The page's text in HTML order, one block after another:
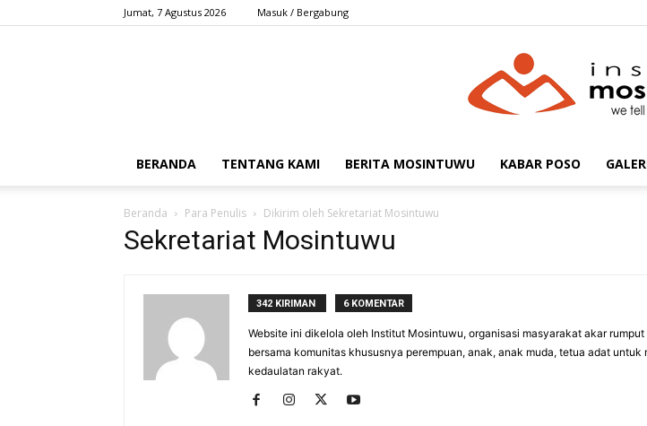
Jumat, 7 Agustus 2026 Masuk / Bergabung
BERANDA TENTANG KAMI BERITA MOSINTUWU KABAR POSO
Beranda Para Penulis Dikirim oleh Sekretariat Mosintuwu
Sekretariat Mosintuwu
342 KIRIMAN 6 KOMENTAR
Website ini dikelola oleh Institut Mosintuwu, organisasi masyarakat akar
bersama komunitas khususnya perempuan, anak, anak muda, tetua adat untuk
kedaulatan rakyat.